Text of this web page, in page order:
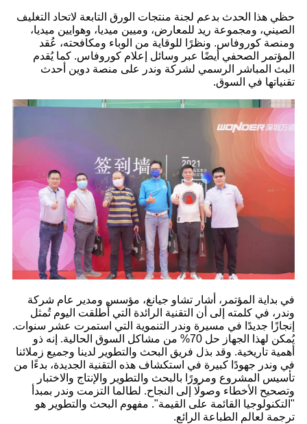
حظي هذا الحدث بدعم لجنة منتجات الورق التابعة لاتحاد التغليف
الصيني، ومجموعة ريد للمعارض، وميين ميديا، وهوايين ميديا،
ومنصة كوروفاس. ونظرًا للوقاية من الوباء ومكافحته، عُقد
المؤتمر الصحفي أيضًا عبر وسائل إعلام كوروفاس. كما يُقدم
البث المباشر الرسمي لشركة وندر على منصة دوين أحدث
تقنياتها في السوق.
في بداية المؤتمر، أشار تشاو جيانغ، مؤسس ومدير عام شركة
وندر، في كلمته إلى أن التقنية الرائدة التي أُطلقت اليوم تُمثل
إنجازًا جديدًا في مسيرة وندر التنموية التي استمرت عشر سنوات.
يُمكن لهذا الجهاز حل 70% من مشاكل السوق الحالية. إنه ذو
أهمية تاريخية. وقد بذل فريق البحث والتطوير لدينا وجميع زملائنا
في وندر جهودًا كبيرة في استكشاف هذه التقنية الجديدة، بدءًا من
تأسيس المشروع ومرورًا بالبحث والتطوير والإنتاج والاختبار
وتصحيح الأخطاء وصولًا إلى النجاح. لطالما التزمت وندر بمبدأ
"التكنولوجيا القائمة على القيمة". مفهوم البحث والتطوير هو
ترجمة لعالم الطباعة الرائع.